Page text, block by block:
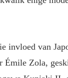
invloed van
Émile Zola,